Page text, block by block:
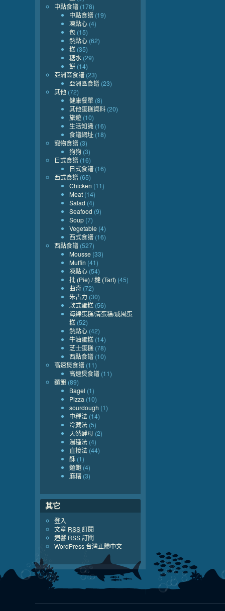
中點食譜 (178)
中點食譜 (19)
凍點心 (4)
包 (15)
熱點心 (62)
糕 (35)
糖水 (29)
餅 (14)
亞洲區食譜 (23)
亞洲區食譜 (23)
其他 (72)
健康餐單 (8)
其他蛋糕資料 (20)
旅遊 (10)
生活知識 (16)
食譜網址 (18)
寵物食譜 (3)
狗狗 (3)
日式食譜 (16)
日式食譜 (16)
西式食譜 (65)
Chicken (11)
Meat (14)
Salad (4)
Seafood (9)
Soup (7)
Vegetable (4)
西式食譜 (16)
西點食譜 (527)
Mousse (33)
Muffin (41)
凍點心 (54)
批 (Pie) / 撻 (Tart) (45)
曲奇 (72)
朱古力 (30)
款式蛋糕 (56)
海綿蛋糕/清蛋糕/戚風蛋
糕 (52)
熱點心 (42)
牛油蛋糕 (14)
芝士蛋糕 (78)
西點食譜 (10)
高速煲食譜 (11)
高速煲食譜 (11)
麵飽 (89)
Bagel (1)
Pizza (10)
sourdough (1)
中種法 (14)
冷藏法 (5)
天然酵母 (2)
湯種法 (4)
直接法 (44)
酥 (1)
麵飽 (4)
麻糬 (3)
其它
登入
文章 RSS訂閱
迴響 RSS訂閱
WordPress 台灣正體中文